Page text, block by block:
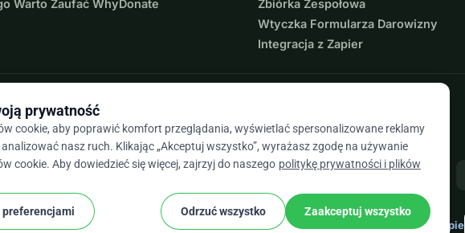
Warto Zaufać WhyDonate
Zbiórka Zespołowa
Wtyczka Formularza Darowizny
Integracja z Zapier
Ustawienia Plików Cookie Stworzone w Europie
prywatność
cookie, aby poprawić komfort przeglądania, wyświetlać spersonalizowane reklamy
analizować nasz ruch. Klikając „Akceptuj wszystko”, wyrażasz zgodę na używanie
cookie. Aby dowiedzieć się więcej, zajrzyj do naszego politykę prywatności i plików
preferencjami Odrzuć wszystko Zaakceptuj wszystko